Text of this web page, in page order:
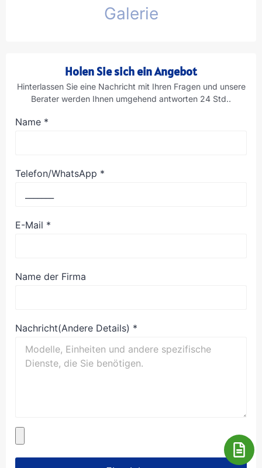
Galerie
Holen Sie sich ein Angebot
Hinterlassen Sie eine Nachricht mit Ihren Fragen und unsere
Berater werden Ihnen umgehend antworten 24 Std..
Name *
Telefon/WhatsApp *
E-Mail *
Name der Firma
Nachricht(Andere Details) *